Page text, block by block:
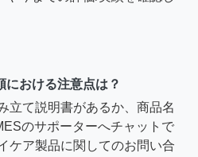
における注意点は？
立て説明書があるか、商品名
のサポーターへチャットで
ケア製品に関してのお問い合